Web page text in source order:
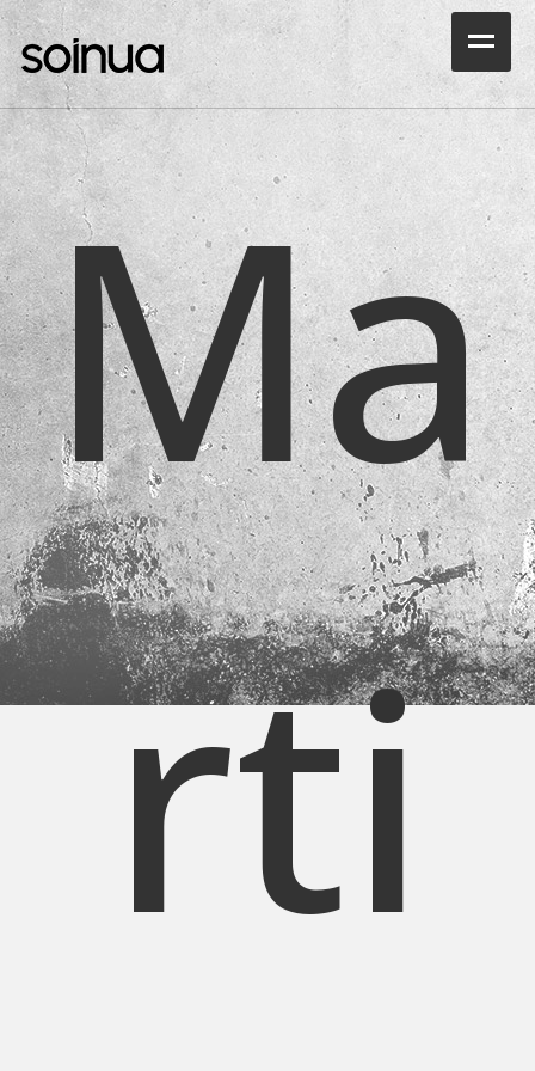
Productos
Ocasiones
Outlet
Rental
Noticias
Portfolio
Sala Demo
Galería
Sobre nosotros
Contacto
Carrito
Ma
rti